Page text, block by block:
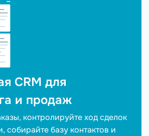
CRM для
и продаж
контролируйте ход сделок
собирайте базу контактов и